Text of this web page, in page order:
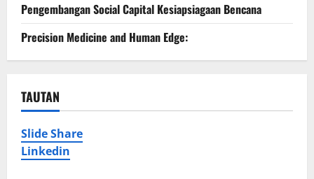
Pengembangan Social Capital Kesiapsiagaan Bencana
Precision Medicine and Human Edge:
TAUTAN
Slide Share
Linkedin